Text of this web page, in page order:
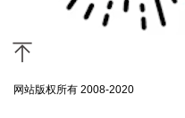
网站版权所有 2008-2020